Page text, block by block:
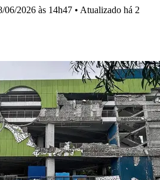
06/2026 às 14h47 • Atualizado há 2